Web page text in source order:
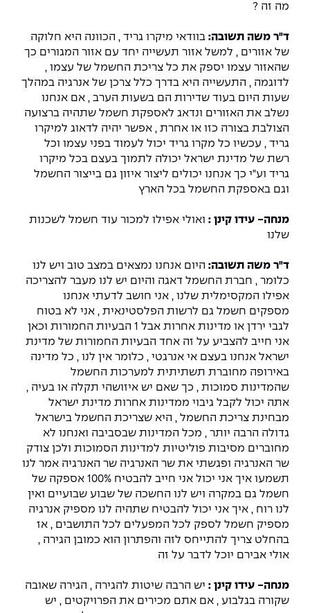
מה זה ?
ד"ר משה תשובה: בוודאי מיקרו גריד , הכוונה היא חלוקה
של אזורים , למשל אזור תעשייה יחד עם אזור המגורים כך
שהאזור עצמו יספק את כל צריכת החשמל של עצמו ,
לדוגמה , התעשייה היא בדרך כלל צרכן של אנרגיה במהלך
שעות היום בעוד שדירות הם בשעות הערב , אם אנחנו
נשלב את האזורים ונדאג לאספקת חשמל שתהיה ברצועה
הצולבת בצורה כזו או אחרת , אפשר יהיה לדאוג למיקרו
גריד , עכשיו כל מקרו גריד יכול לעמוד בפני עצמו וכל
רשת של מדינת ישראל יכולה לתמוך בעצם בכל מיקרו
גריד וע"י כך אנחנו יכולים ליצור איזון גם בייצור החשמל
וגם באספקת החשמל בכל הארץ
מנחה- עידו קינן : ואולי אפילו למכור עוד חשמל לשכנות
שלנו
ד"ר משה תשובה: היום אנחנו נמצאים במצב טוב ויש לנו
כלומר , חברת החשמל דאגה והיום יש לנו מעבר להצריכה
אפילו המקסימלית שלנו , אני חושב לדעתי אנחנו
מספקים חשמל גם לרשות הפלסטינאית , אני לא בטוח
לגבי ירדן או מדינות אחרות אבל 1 הבעיות החמורות וכאן
אני חייב להצביע על זה אחד הבעיות החמורות של מדינת
ישראל אנחנו בעצם אי אנרגטי , כלומר אין לנו , כל מדינה
באירופה מחוברת תשתיתית למערכות החשמל
שהמדינות סמוכות , כך שאם יש איזושהי תקלה או בעיה ,
אתה יכול לקבל גיבוי ממדינות אחרות מדינת ישראל
מבחינת צריכת החשמל , היא שצריכת החשמל בישראל
גדולה הרבה יותר , מכל המדינות שבסביבה ואנחנו לא
מחוברים מסיבות פוליטיות למדינות הסמוכות ולכן צודק
שר האנרגיה ופגשתי את שר האנרגיה שר האנרגיה אמר לנו
תשמעו איך אני יכול אני חייב להבטיח 100% אספקה של
חשמל גם במקרה ויש לנו החשכה של שבוע שבועיים ואין
לנו רוח , איך אני יכול להבטיח שתהיה לנו מספיק אנרגיה
מספיק חשמל לספק לכל המפעלים לכל התושבים , אז
בהחלט צריך להתייחס לזה והפתרון הוא כמובן הגירה ,
אולי אבירם יוכל לדבר על זה
מנחה- עידו קינן : יש הרבה שיטות להגירה , הגירה שאובה
שקורה בגלבוע , אם אתם מכירים את הפרויקטים , יש